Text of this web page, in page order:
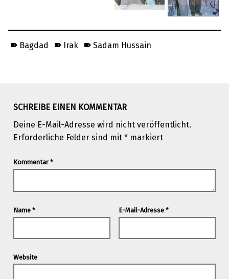
Bagdad Irak Sadam Hussain
SCHREIBE EINEN KOMMENTAR
Deine E-Mail-Adresse wird nicht veröffentlicht.
Erforderliche Felder sind mit *markiert
Kommentar *
Name * E-Mail-Adresse *
Website